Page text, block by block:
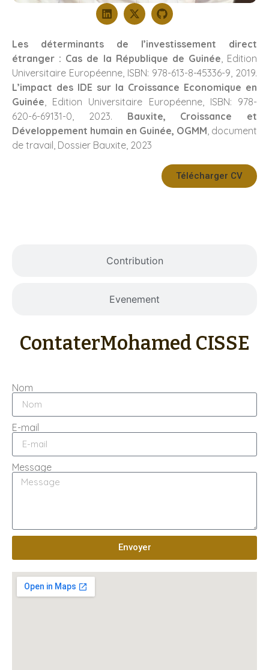
Les déterminants de l’investissement direct
étranger : Cas de la République de Guinée , Edition
Universitaire Européenne, ISBN: 978-613-8-45336-9, 2019.
L’impact des IDE sur la Croissance Economique en
Guinée , Edition Universitaire Européenne, ISBN: 978-
620-6-69131-0, 2023. Bauxite, Croissance et
Développement humain en Guinée, OGMM , document
de travail, Dossier Bauxite, 2023
Télécharger CV
Contribution
Evenement
ContaterMohamed CISSE
Nom
E-mail
Message
Envoyer